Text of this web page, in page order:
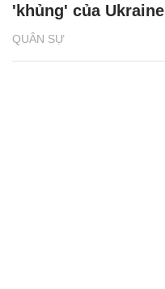
QUÂN SỰ
'khủng' của Ukraine